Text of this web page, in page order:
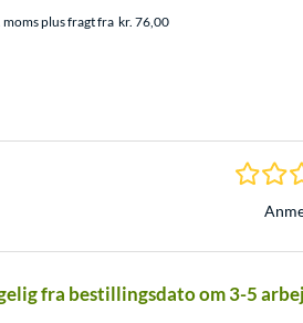
moms plus fragt fra kr. 76,00
fra bestillingsdato om 3-5